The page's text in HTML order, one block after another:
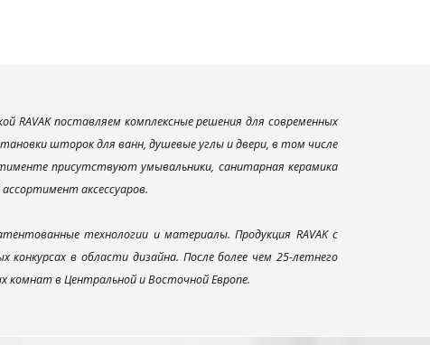
поставляем комплексные решения для современных
шторок для ванн, душевые углы и двери, в том числе
присутствуют умывальники, санитарная керамика
аксессуаров.
технологии и материалы. Продукция RAVAK с
в области дизайна. После более чем 25-летнего
комнат в Центральной и Восточной Европе.